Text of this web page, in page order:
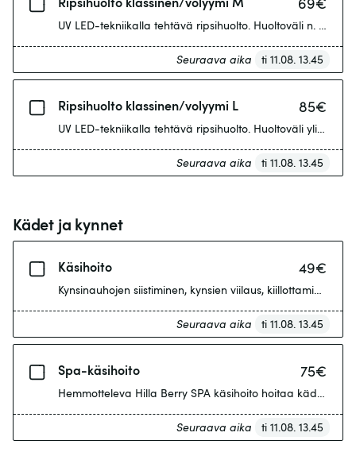
UV LED-tekniikalla tehtävä ripsihuolto. Huoltoväli n. 3-4
Seuraava aika ti 11.08. 13.45
Ripsihuolto klassinen/volyymi L 85€
UV LED-tekniikalla tehtävä ripsihuolto. Huoltoväli yli 4
Seuraava aika ti 11.08. 13.45
Kädet ja kynnet
Käsihoito 49€
Kynsinauhojen siistiminen, kynsien viilaus, kiillottaminen ja
Seuraava aika ti 11.08. 13.45
Spa-käsihoito 75€
Seuraava aika ti 11.08. 13.45